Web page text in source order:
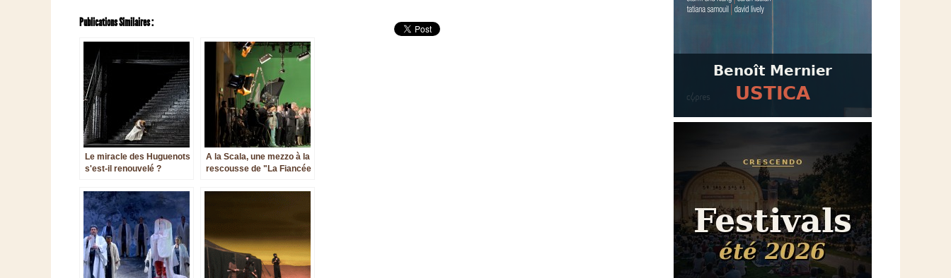
Publications Similaires :
Le miracle des Huguenots
s'est-il renouvelé ?
A la Scala, une mezzo à la
rescousse de "La Fiancée